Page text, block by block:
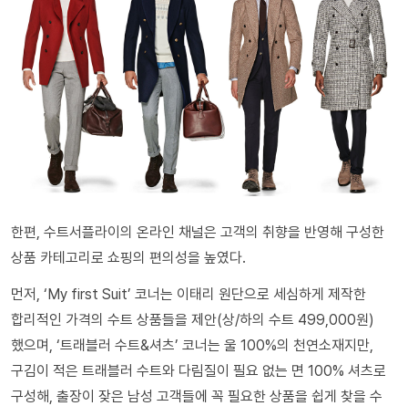
한편, 수트서플라이의 온라인 채널은 고객의 취향을 반영해 구성한
상품 카테고리로 쇼핑의 편의성을 높였다.
먼저, ‘My first Suit’ 코너는 이태리 원단으로 세심하게 제작한
합리적인 가격의 수트 상품들을 제안(상/하의 수트 499,000원)
했으며, ‘트래블러 수트&셔츠’ 코너는 울 100%의 천연소재지만,
구김이 적은 트래블러 수트와 다림질이 필요 없는 면 100% 셔츠로
구성해, 출장이 잦은 남성 고객들에 꼭 필요한 상품을 쉽게 찾을 수